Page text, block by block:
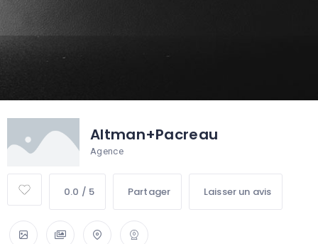
Altman+Pacreau
Agence
0.0 / 5 Partager Laisser un avis